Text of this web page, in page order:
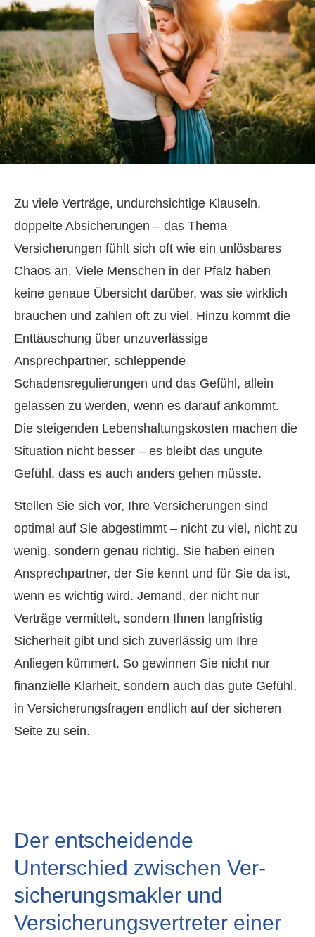
Zu viele Verträge, undurchsichtige Klauseln,
doppelte Absicherungen – das Thema
Versicherungen fühlt sich oft wie ein unlösbares
Chaos an. Viele Menschen in der Pfalz haben
keine genaue Übersicht darüber, was sie wirklich
brauchen und zahlen oft zu viel. Hinzu kommt die
Enttäuschung über unzuverlässige
Ansprechpartner, schleppende
Schadensregulierungen und das Gefühl, allein
gelassen zu werden, wenn es darauf ankommt.
Die steigenden Lebenshaltungskosten machen die
Situation nicht besser – es bleibt das ungute
Gefühl, dass es auch anders gehen müsste.
Stellen Sie sich vor, Ihre Versicherungen sind
optimal auf Sie abgestimmt – nicht zu viel, nicht zu
wenig, sondern genau richtig. Sie haben einen
Ansprechpartner, der Sie kennt und für Sie da ist,
wenn es wichtig wird. Jemand, der nicht nur
Verträge vermittelt, sondern Ihnen langfristig
Sicherheit gibt und sich zuverlässig um Ihre
Anliegen kümmert. So gewinnen Sie nicht nur
finanzielle Klarheit, sondern auch das gute Gefühl,
in Versicherungsfragen endlich auf der sicheren
Seite zu sein.
Der entscheidende
Unterschied zwischen Ver­
sicherungs­makler und
Versicherungsvertreter einer